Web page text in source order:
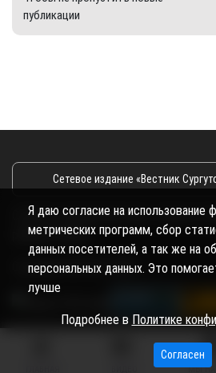
публикации
Сетевое издание «Вестник
Сетевое издание Вестник - Новости
района и Югры
Copyright © 2018- 2026
МЫ НА
Я даю согласие на использование
метрических программ, сбор
данных посетителей, а так же на
персональных данных. Это
лучше
Подробнее в Политике
Согласен